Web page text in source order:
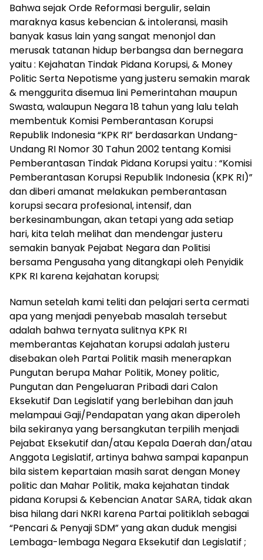
Bahwa sejak Orde Reformasi bergulir, selain
maraknya kasus kebencian & intoleransi, masih
banyak kasus lain yang sangat menonjol dan
merusak tatanan hidup berbangsa dan bernegara
yaitu : Kejahatan Tindak Pidana Korupsi, & Money
Politic Serta Nepotisme yang justeru semakin marak
& menggurita disemua lini Pemerintahan maupun
Swasta, walaupun Negara 18 tahun yang lalu telah
membentuk Komisi Pemberantasan Korupsi
Republik Indonesia “KPK RI” berdasarkan Undang-
Undang RI Nomor 30 Tahun 2002 tentang Komisi
Pemberantasan Tindak Pidana Korupsi yaitu : “Komisi
Pemberantasan Korupsi Republik Indonesia (KPK RI)”
dan diberi amanat melakukan pemberantasan
korupsi secara profesional, intensif, dan
berkesinambungan, akan tetapi yang ada setiap
hari, kita telah melihat dan mendengar justeru
semakin banyak Pejabat Negara dan Politisi
bersama Pengusaha yang ditangkapi oleh Penyidik
KPK RI karena kejahatan korupsi;
Namun setelah kami teliti dan pelajari serta cermati
apa yang menjadi penyebab masalah tersebut
adalah bahwa ternyata sulitnya KPK RI
memberantas Kejahatan korupsi adalah justeru
disebakan oleh Partai Politik masih menerapkan
Pungutan berupa Mahar Politik, Money politic,
Pungutan dan Pengeluaran Pribadi dari Calon
Eksekutif Dan Legislatif yang berlebihan dan jauh
melampaui Gaji/Pendapatan yang akan diperoleh
bila sekiranya yang bersangkutan terpilih menjadi
Pejabat Eksekutif dan/atau Kepala Daerah dan/atau
Anggota Legislatif, artinya bahwa sampai kapanpun
bila sistem kepartaian masih sarat dengan Money
politic dan Mahar Politik, maka kejahatan tindak
pidana Korupsi & Kebencian Anatar SARA, tidak akan
bisa hilang dari NKRI karena Partai politiklah sebagai
“Pencari & Penyaji SDM” yang akan duduk mengisi
Lembaga-lembaga Negara Eksekutif dan Legislatif ;